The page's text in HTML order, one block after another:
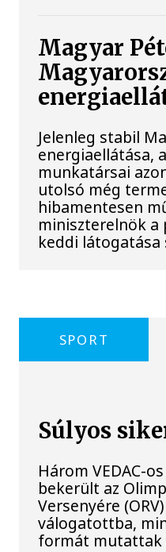
Magyar
Jelenleg stabil
energiaellátása,
munkatársai
utolsó még
hibamentesen
miniszterelnök
keddi látogatása
SPORT
Súlyos
Három VEDAC-
bekerült az
Versenyére
válogatottba,
formát mutattak